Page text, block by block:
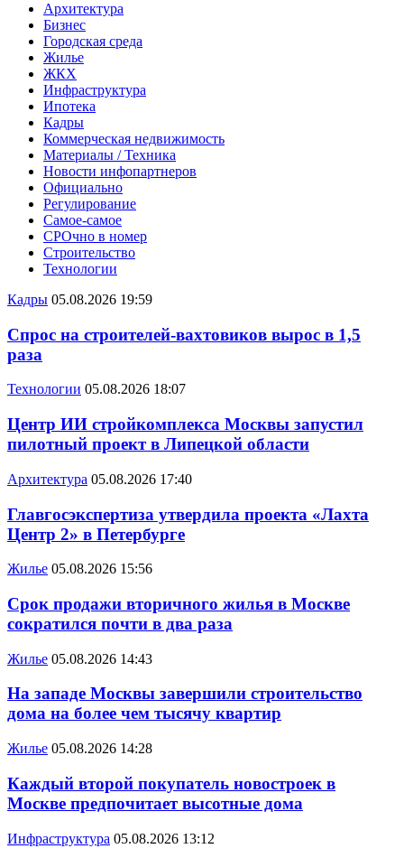
Архитектура
Бизнес
Городская среда
Жилье
ЖКХ
Инфраструктура
Ипотека
Кадры
Коммерческая недвижимость
Материалы / Техника
Новости инфопартнеров
Официально
Регулирование
Самое-самое
СРОчно в номер
Строительство
Технологии
Кадры 05.08.2026 19:59
Спрос на строителей-вахтовиков вырос в 1,5
раза
Технологии 05.08.2026 18:07
Центр ИИ стройкомплекса Москвы запустил
пилотный проект в Липецкой области
Архитектура 05.08.2026 17:40
Главгосэкспертиза утвердила проекта «Лахта
Центр 2» в Петербурге
Жилье 05.08.2026 15:56
Срок продажи вторичного жилья в Москве
сократился почти в два раза
Жилье 05.08.2026 14:43
На западе Москвы завершили строительство
дома на более чем тысячу квартир
Жилье 05.08.2026 14:28
Каждый второй покупатель новостроек в
Москве предпочитает высотные дома
Инфраструктура 05.08.2026 13:12